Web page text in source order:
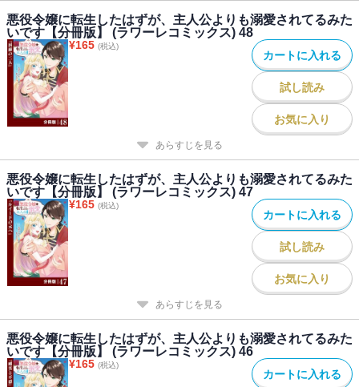
悪役令嬢に転生したはずが、主人公よりも溺愛されてるみた
いです【分冊版】 (ラワーレコミックス) 48
¥165 (税込)
カートに入れる
試し読み
お気に入り
あらすじを見る
悪役令嬢に転生したはずが、主人公よりも溺愛されてるみた
いです【分冊版】 (ラワーレコミックス) 47
¥165 (税込)
カートに入れる
試し読み
お気に入り
あらすじを見る
悪役令嬢に転生したはずが、主人公よりも溺愛されてるみた
いです【分冊版】 (ラワーレコミックス) 46
¥165 (税込)
カートに入れる